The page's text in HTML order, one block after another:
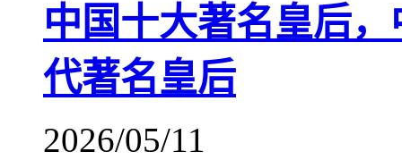
中国十大著名皇后
代著名皇后
2026/05/11